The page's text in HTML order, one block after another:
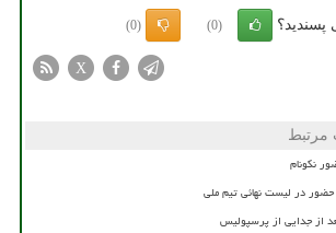
(0)
(0)
X
مرتبط
نکونام
از جدایی از پرسپولیس